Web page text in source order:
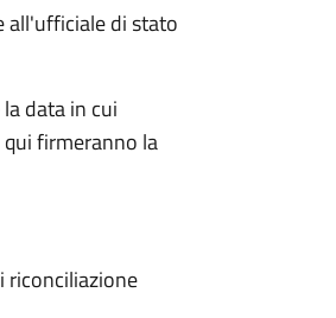
all'ufficiale di stato
data in cui
firmeranno la
riconciliazione